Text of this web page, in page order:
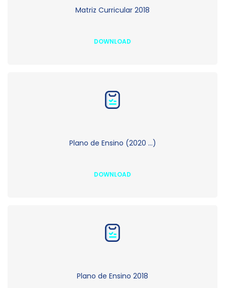
Matriz Curricular 2018
DOWNLOAD
Plano de Ensino (2020 ...)
DOWNLOAD
Plano de Ensino 2018